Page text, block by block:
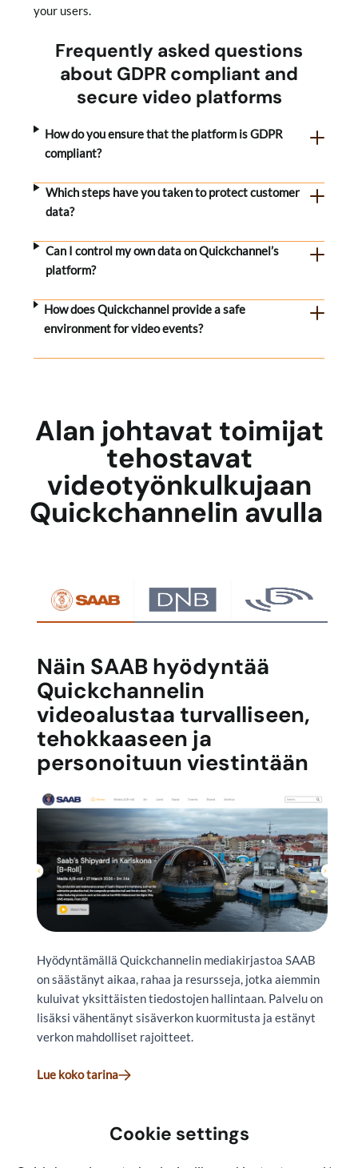
Cookie settings
your users.
Frequently asked questions
about GDPR compliant and
secure video platforms
How do you ensure that the platform is GDPR
compliant?
Which steps have you taken to protect customer
data?
Can I control my own data on Quickchannel’s
platform?
How does Quickchannel provide a safe
environment for video events?
Alan johtavat toimijat
tehostavat
videotyönkulkujaan
Quickchannelin avulla
Näin SAAB hyödyntää
Quickchannelin
videoalustaa turvalliseen,
tehokkaaseen ja
personoituun viestintään
Hyödyntämällä Quickchannelin mediakirjastoa SAAB
onsäästänyt aikaa, rahaa ja resursseja, jotka aiemmin
kuluivat yksittäistentiedostojen hallintaan. Palveluon
lisäksi vähentänyt sisäverkon kuormitusta ja estänyt
verkon mahdolliset rajoitteet.
Lue koko tarina